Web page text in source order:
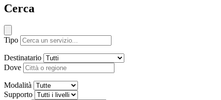
Cerca
Tipo
Destinatario
Dove
Modalità
Supporto